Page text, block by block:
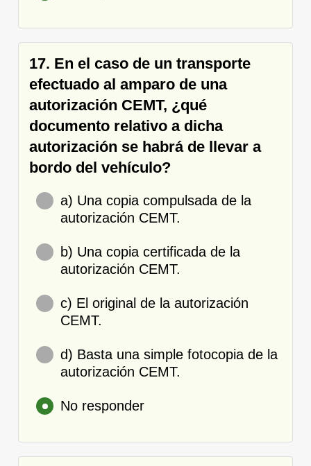
17. En el caso de un transporte
efectuado al amparo de una
autorización CEMT, ¿qué
documento relativo a dicha
autorización se habrá de llevar a
bordo del vehículo?
a) Una copia compulsada de la
autorización CEMT.
b) Una copia certificada de la
autorización CEMT.
c) El original de la autorización
CEMT.
d) Basta una simple fotocopia de la
autorización CEMT.
No responder